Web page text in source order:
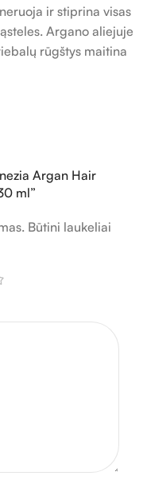
ir stiprina visas
Argano aliejuje
rūgštys maitina
Argan Hair
ml”
Būtini laukeliai